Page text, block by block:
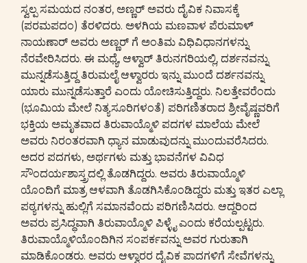
ಸ್ವಲ್ಪ ಸಮಯದ ನಂತರ, ಅಣ್ಣರ್ ಅವರು ದೈವಿಕ ನಿವಾಸಕ್ಕೆ
(ಪರಮಪದಂ) ತೆರಳಿದರು. ಅಳಗಿಯ ಮಣವಾಳ ಪೆರುಮಾಳ್
ನಾಯಣಾರ್ ಅವರು ಅಣ್ಣರ್ ಗೆ ಅಂತಿಮ ವಿಧಿವಿಧಾನಗಳನ್ನು
ನೆರವೇರಿಸಿದರು. ಈ ಮಧ್ಯೆ, ಆಳ್ವಾರ್ ತಿರುನಗರಿಯಲ್ಲಿ, ದರ್ಶನವನ್ನು
ಮುನ್ನಡೆಸುತ್ತಿದ್ದ ತಿರುಮಲೈ ಆಳ್ವಾರರು ಇನ್ನು ಮುಂದೆ ದರ್ಶನವನ್ನು
ಯಾರು ಮುನ್ನಡೆಸುತ್ತಾರೆ ಎಂದು ಯೋಚಿಸುತ್ತಿದ್ದರು. ನಿಲತ್ತೇವರೆಂದು
(ಭೂಮಿಯ ಮೇಲೆ ನಿತ್ಯಸೂರಿಗಳಂತೆ) ಪರಿಗಣಿತರಾದ ಶ್ರೀವೈಷ್ಣವರಿಗೆ
ಭಕ್ತಿಯ ಅಮೃತವಾದ ತಿರುವಾಯ್ಮೊಳಿ ಪದಗಳ ಮಾಲೆಯ ಮೇಲೆ
ಅವರು ನಿರಂತರವಾಗಿ ಧ್ಯಾನ ಮಾಡುವುದನ್ನು ಮುಂದುವರೆಸಿದರು.
ಅದರ ಪದಗಳು, ಅರ್ಥಗಳು ಮತ್ತು ಭಾವನೆಗಳ ವಿವಿಧ
ಸೌಂದರ್ಯಶಾಸ್ತ್ರದಲ್ಲಿ ತೊಡಗಿದ್ದರು. ಅವರು ತಿರುವಾಯ್ಮೊಳಿ
ಯೊಂದಿಗೆ ಮಾತ್ರ ಆಳವಾಗಿ ತೊಡಗಿಸಿಕೊಂಡಿದ್ದರು ಮತ್ತು ಇತರ ಎಲ್ಲಾ
ಪಠ್ಯಗಳನ್ನು ಹುಲ್ಲಿಗೆ ಸಮಾನವೆಂದು ಪರಿಗಣಿಸಿದರು. ಆದ್ದರಿಂದ
ಅವರು ಪ್ರಸಿದ್ಧವಾಗಿ ತಿರುವಾಯ್ಮೊಳಿ ಪಿಳ್ಳೈ ಎಂದು ಕರೆಯಲ್ಪಟ್ಟರು.
ತಿರುವಾಯ್ಮೊಳಿಯೊಂದಿಗಿನ ಸಂಪರ್ಕವನ್ನು ಅವರ ಗುರುತಾಗಿ
ಮಾಡಿಕೊಂಡರು. ಅವರು ಆಳ್ವಾರರ ದೈವಿಕ ಪಾದಗಳಿಗೆ ಸೇವೆಗಳನ್ನು